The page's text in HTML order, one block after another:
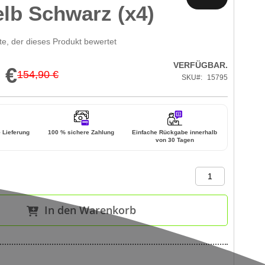
Schwarz (x4)
der dieses Produkt bewertet
€154,90 €
VERFÜGBAR.
SKU 15795
Lieferung 100 % sichere Zahlung
Einfache Rückgabe innerhalb
von 30 Tagen
In den Warenkorb